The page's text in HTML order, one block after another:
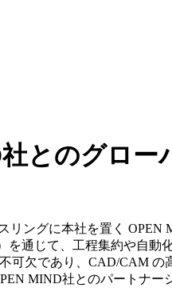
とのグロー
ングに本社を置く OPEN
通じて、工程集約や自
可欠であり、CAD/CAM
MIND社とのパートナ